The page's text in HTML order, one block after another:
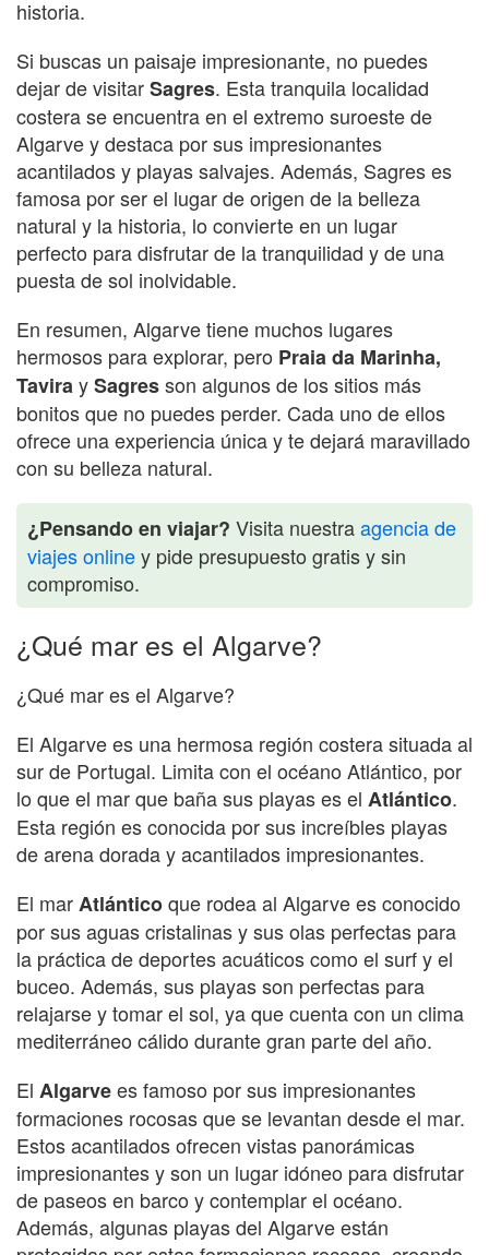
historia.
Si buscas un paisaje impresionante, no puedes
dejar de visitarSagres. Esta tranquila localidad
costera se encuentra en el extremo suroeste de
Algarve y destaca por sus impresionantes
acantilados y playas salvajes. Además, Sagres es
famosa por ser el lugar de origen de la belleza
natural y la historia, lo convierte en un lugar
perfecto para disfrutar de la tranquilidad y de una
puesta de sol inolvidable.
En resumen, Algarve tiene muchos lugares
hermosos para explorar, pero Praia da Marinha,
TaviraySagresson algunos de los sitios más
bonitos que no puedes perder. Cada uno de ellos
ofrece una experiencia única y te dejará maravillado
con su belleza natural.
¿Pensando en viajar? Visita nuestraagencia de
viajes onliney pide presupuesto gratis y sin
compromiso.
¿Qué mar es el Algarve?
¿Qué mar es el Algarve?
El Algarve es una hermosa región costera situada al
sur de Portugal. Limita con el océano Atlántico, por
lo que el mar que baña sus playas es el Atlántico.
Esta región es conocida por sus increíbles playas
de arena dorada y acantilados impresionantes.
El marAtlánticoque rodea al Algarve es conocido
por sus aguas cristalinas y sus olas perfectas para
la práctica de deportes acuáticos como el surf y el
buceo. Además, sus playas son perfectas para
relajarse y tomar el sol, ya que cuenta con un clima
mediterráneo cálido durante gran parte del año.
El Algarvees famoso por sus impresionantes
formaciones rocosas que se levantan desde el mar.
Estos acantilados ofrecen vistas panorámicas
impresionantes y son un lugar idóneo para disfrutar
de paseos en barco y contemplar el océano.
Además, algunas playas del Algarve están